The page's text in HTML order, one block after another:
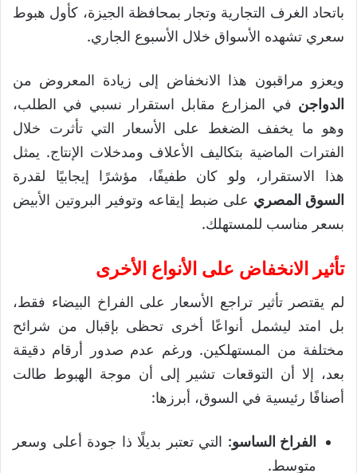
باتحاد الغرف التجارية وتجار بمحافظة الجيزة، كأول هبوط
سعري تشهده الأسواق خلال الأسبوع الجاري.
ويعزو مراقبون هذا الانخفاض إلى زيادة المعروض من
الدواجن في المزارع مقابل استقرار نسبي في الطلب،
وهو ما يخفف الضغط على الأسعار التي تأثرت خلال
الفترات الماضية بتكاليف الأعلاف ومدخلات الإنتاج. يمثل
هذا الاستقرار، ولو كان طفيفًا، مؤشرًا إيجابيًا لقدرة
السوق المصري على ضبط إيقاعه وتوفير البروتين الأبيض
بسعر مناسب للمستهلك.
تأثير الانخفاض على الأنواع الأخرى
لم يقتصر تأثير تراجع الأسعار على الفراخ البيضاء فقط،
بل امتد ليشمل أنواعًا أخرى تحظى بإقبال من شرائح
مختلفة من المستهلكين. ورغم عدم صدور أرقام دقيقة
بعد، إلا أن التوقعات تشير إلى أن موجة الهبوط طالت
أصنافًا رئيسية في السوق، أبرزها:
الفراخ الساسو: التي تعتبر بديلًا ذا جودة أعلى وسعر
متوسط.